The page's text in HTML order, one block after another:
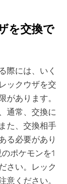
を交換で
際には、いく
ックウザを交
があります。
通常、交換に
た、交換相手
る必要があり
ポケモンを1
さい。レック
意ください。